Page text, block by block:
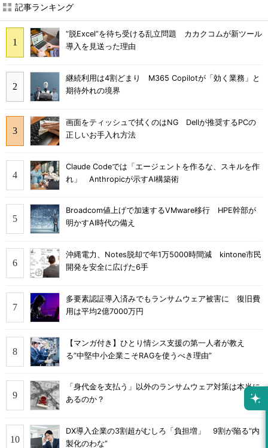
記事ランキング
“脱Excel”を待ち受ける乱立問題 カカクコムが新ツール
導入を見送った理由
継続利用は4割どまり M365 Copilotが「効く業務」と
期待外れの境界
画面をティッシュで拭くのはNG Dellが推奨するPCの
正しいお手入れ方法
Claude Codeでは「エージェントを作るな、スキルを作
れ」 Anthropicが示すAI構築術
Broadcom値上げで加速するVMware移行 HPE幹部が
明かすAI時代の備え
沖縄電力、Notes脱却で年1万5000時間減 kintone市民
開発を安全に広げた6手
多要素認証導入済みでもランサムウェア被害に 復旧費
用は平均2億7000万円
【マンガ付き】ひとり情シス支援の第一人者が教え
る”中堅中小企業こそRAGを使うべき理由”
「身代金を支払う」以外のランサムウェア対策は本当に
あるのか？
DX導入企業の3割超がむしろ「負担増」 9割が陥る“内
製化のわな”